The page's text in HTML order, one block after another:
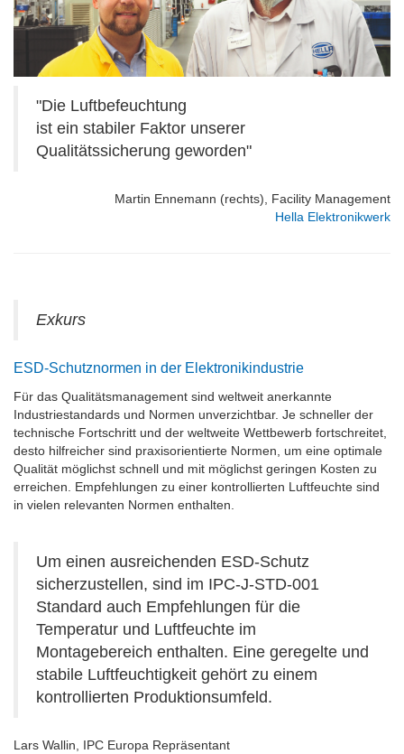
"Die Luftbefeuchtung
ist ein stabiler Faktor unserer
Qualitätssicherung geworden"
Martin Ennemann (rechts), Facility Management
Hella Elektronikwerk
Exkurs
ESD-Schutznormen in der Elektronikindustrie
Für das Qualitätsmanagement sind weltweit anerkannte
Industriestandards und Normen unverzichtbar. Je schneller der
technische Fortschritt und der weltweite Wettbewerb fortschreitet,
desto hilfreicher sind praxisorientierte Normen, um eine optimale
Qualität möglichst schnell und mit möglichst geringen Kosten zu
erreichen. Empfehlungen zu einer kontrollierten Luftfeuchte sind
in vielen relevanten Normen enthalten.
Um einen ausreichenden ESD-Schutz
sicherzustellen, sind im IPC-J-STD-001
Standard auch Empfehlungen für die
Temperatur und Luftfeuchte im
Montagebereich enthalten. Eine geregelte und
stabile Luftfeuchtigkeit gehört zu einem
kontrollierten Produktionsumfeld.
Lars Wallin, IPC Europa Repräsentant